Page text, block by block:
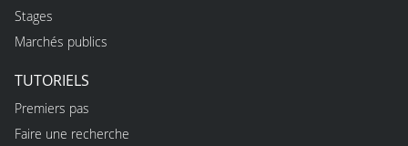
Stages
Marchés publics
TUTORIELS
Premiers pas
Faire une recherche